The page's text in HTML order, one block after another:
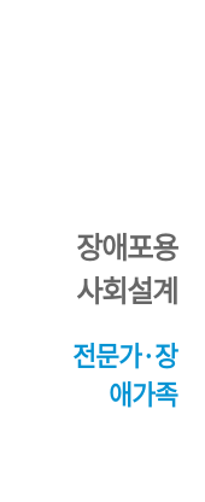
장애포용
사회설계
전문가·장
애가족